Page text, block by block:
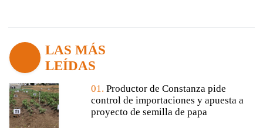
LAS MÁS
LEÍDAS
01. Productor de Constanza pide
control de importaciones y apuesta a
proyecto de semilla de papa